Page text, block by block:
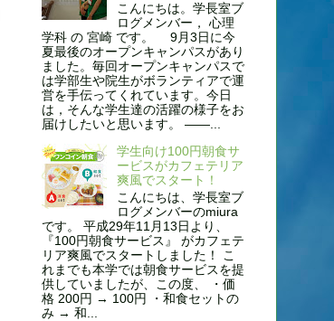
こんにちは。学長室ブ
ログメンバー， 心理
学科 の 宮崎 です。 9月3日に今
夏最後のオープンキャンパスがあり
ました。毎回オープンキャンパスで
は学部生や院生がボランティアで運
営を手伝ってくれています。今日
は，そんな学生達の活躍の様子をお
届けしたいと思います。 ——...
学生向け100円朝食サ
ービスがカフェテリア
爽風でスタート！
こんにちは、学長室ブ
ログメンバーのmiura
です。 平成29年11月13日より、
『100円朝食サービス』 がカフェテ
リア爽風でスタートしました！ こ
れまでも本学では朝食サービスを提
供していましたが、この度、 ・価
格 200円 → 100円 ・和食セットの
み → 和...